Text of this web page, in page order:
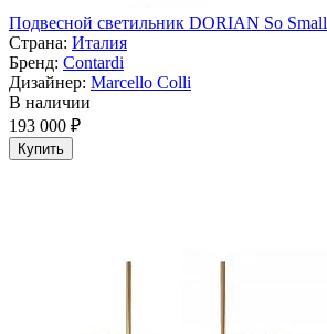
Подвесной светильник DORIAN So Small
Страна: Италия
Бренд: Contardi
Дизайнер: Marcello Colli
В наличии
193 000 ₽
Купить